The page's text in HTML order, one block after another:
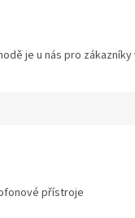
je u nás pro zákazníky
přístroje